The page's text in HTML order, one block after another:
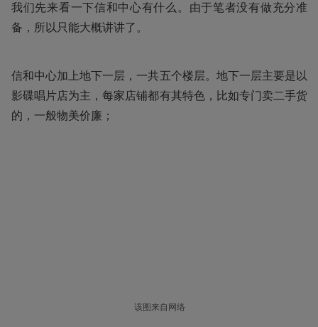
我们先来看一下信和中心有什么。由于笔者没有做充分准
备，所以只能大概讲讲了。
信和中心加上地下一层，一共五个楼层。地下一层主要是以
影碟唱片店为主，每家店铺都有其特色，比如专门卖二手货
的，一般物美价廉；
该图来自网络